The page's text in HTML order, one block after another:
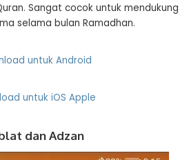
Sangat cocok untuk mendukung
selama bulan Ramadhan.
untuk Android
untuk iOS Apple
dan Adzan